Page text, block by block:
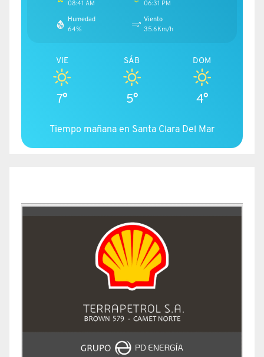
08:41 AM
06:31 PM
Humedad
64%
Viento
35.6Km/h
VIE
7°
SÁB
5°
DOM
4°
Tiempo mañana en Santa Clara Del Mar